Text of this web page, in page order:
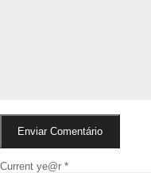
Current ye@r *